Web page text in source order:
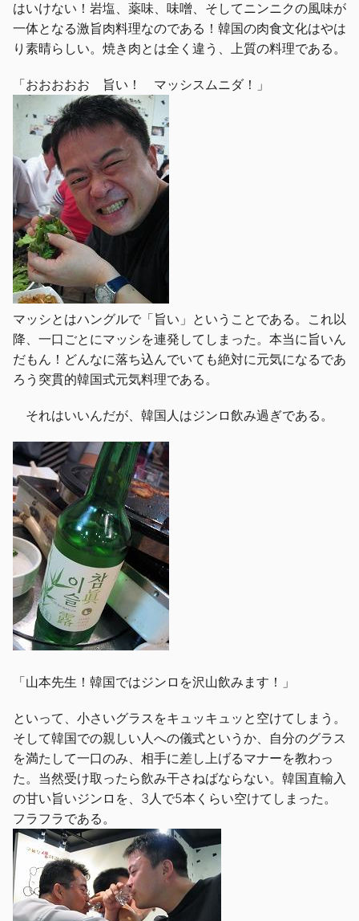
はいけない！岩塩、薬味、味噌、そしてニンニクの風味が
一体となる激旨肉料理なのである！韓国の肉食文化はやは
り素晴らしい。焼き肉とは全く違う、上質の料理である。
「おおおおお 旨い！ マッシスムニダ！」
マッシとはハングルで「旨い」ということである。これ以
降、一口ごとにマッシを連発してしまった。本当に旨いん
だもん！どんなに落ち込んでいても絶対に元気になるであ
ろう突貫的韓国式元気料理である。
それはいいんだが、韓国人はジンロ飲み過ぎである。
「山本先生！韓国ではジンロを沢山飲みます！」
といって、小さいグラスをキュッキュッと空けてしまう。
そして韓国での親しい人への儀式というか、自分のグラス
を満たして一口のみ、相手に差し上げるマナーを教わっ
た。当然受け取ったら飲み干さねばならない。韓国直輸入
の甘い旨いジンロを、3人で5本くらい空けてしまった。
フラフラである。